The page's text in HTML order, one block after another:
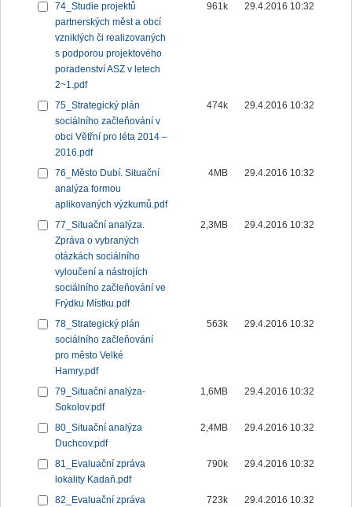
74_Studie projektů
partnerských měst a obcí
vzniklých či realizovaných
s podporou projektového
poradenství ASZ v letech
2~1.pdf
961k 29.4.2016 10:32
75_Strategický plán
sociálního začleňování v
obci Větřní pro léta 2014 –
2016.pdf
474k 29.4.2016 10:32
76_Město Dubí. Situační
analýza formou
aplikovaných výzkumů.pdf
4MB 29.4.2016 10:32
77_Situační analýza.
Zpráva o vybraných
otázkách sociálního
vyloučení a nástrojích
sociálního začleňování ve
Frýdku Místku.pdf
2,3MB 29.4.2016 10:32
78_Strategický plán
sociálního začleňování
pro město Velké
Hamry.pdf
563k 29.4.2016 10:32
79_Situační analýza-
Sokolov.pdf
1,6MB 29.4.2016 10:32
80_Situační analýza
Duchcov.pdf
2,4MB 29.4.2016 10:32
81_Evaluační zpráva
lokality Kadaň.pdf
790k 29.4.2016 10:32
82_Evaluační zpráva
723k 29.4.2016 10:32